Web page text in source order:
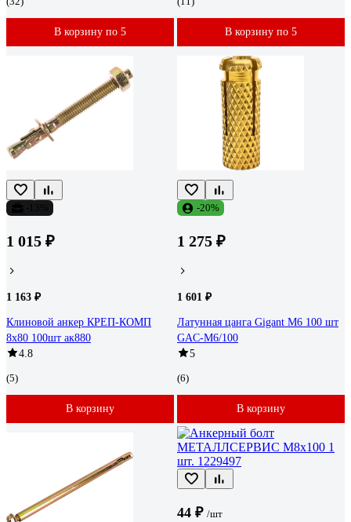
В корзину по 5 В корзину по 5
1 015 ₽
1 163 ₽
Клиновой анкер КРЕП-КОМП
8х80 100шт ак880
4.8
(5)
В корзину
-20%
1 275 ₽
1 601 ₽
Латунная цанга Gigant М6 100 шт
GAC-M6/100
5
(6)
В корзину
44 ₽ /шт